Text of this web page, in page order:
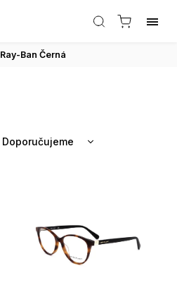
Ray-Ban Černá
Doporučujeme
Abecedně